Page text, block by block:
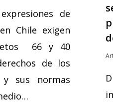
de
Chile exigen
66 y 40
de los
y sus normas